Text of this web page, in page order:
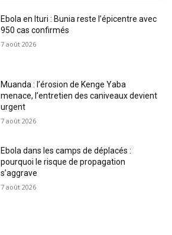
Ebola en Ituri : Bunia reste l’épicentre avec
950 cas confirmés
7 août 2026
Muanda : l’érosion de Kenge Yaba
menace, l’entretien des caniveaux devient
urgent
7 août 2026
Ebola dans les camps de déplacés :
pourquoi le risque de propagation
s’aggrave
7 août 2026